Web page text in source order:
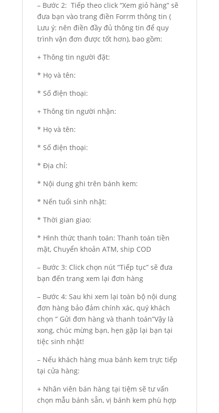
– Bước 2: Tiếp theo click “Xem giỏ hàng” sẽ
đưa bạn vào trang điền Forrm thông tin (
Lưu ý: nên điền đầy đủ thông tin để quy
trình vận đơn được tốt hơn), bao gồm:
+ Thông tin người đặt:
* Họ và tên:
* Số điện thoại:
+ Thông tin người nhận:
* Họ và tên:
* Số điện thoại:
* Địa chỉ:
* Nội dung ghi trên bánh kem:
* Nến tuổi sinh nhật:
* Thời gian giao:
* Hình thức thanh toán: Thanh toán tiền
mặt, Chuyển khoản ATM, ship COD
– Bước 3: Click chọn nút “Tiếp tục” sẽ đưa
bạn đến trang xem lại đơn hàng
– Bước 4: Sau khi xem lại toàn bộ nội dung
đơn hàng bảo đảm chính xác, quý khách
chọn ” Gửi đơn hàng và thanh toán”Vậy là
xong, chúc mừng bạn, hẹn gặp lại bạn tại
tiệc sinh nhật!
– Nếu khách hàng mua bánh kem trực tiếp
tại cửa hàng:
+ Nhân viên bán hàng tại tiệm sẽ tư vấn
chọn mẫu bánh sẵn, vị bánh kem phù hợp